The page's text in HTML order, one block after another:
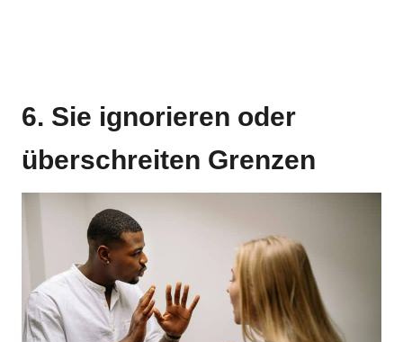
6. Sie ignorieren oder
überschreiten Grenzen